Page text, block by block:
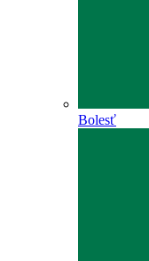
Bolesť